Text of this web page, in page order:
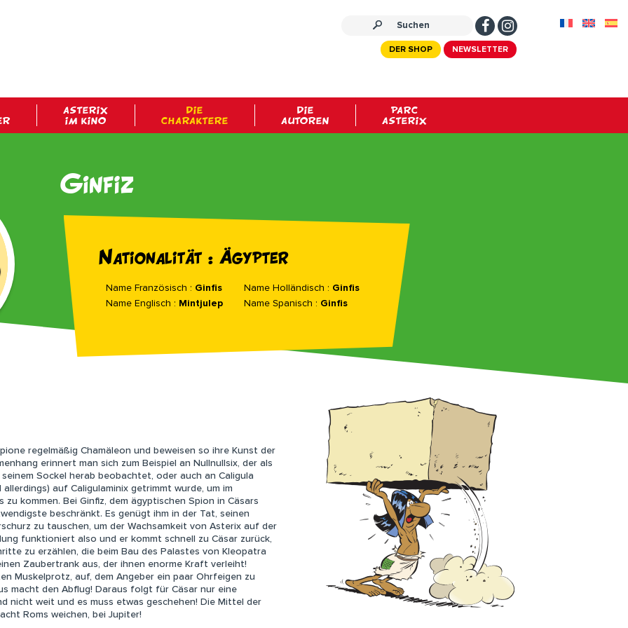
NEWSLETTER
DER SHOP
ASTERIX
IM KINO
DIE
CHARAKTERE
DIE
AUTOREN
PARC
ASTERIX
Ginfiz
Nationalität : Ägypter
Name Französisch : Ginfis
Name Englisch : Mintjulep
Name Holländisch : Ginfis
Name Spanisch : Ginfis
regelmäßig Chamäleon und beweisen so ihre Kunst der
erinnert man sich zum Beispiel an Nullnullsix, der als
Sockel herab beobachtet, oder auch an Caligula
auf Caligulaminix getrimmt wurde, um im
kommen. Bei Ginfiz, dem ägyptischen Spion in Cäsars
beschränkt. Es genügt ihm in der Tat, seinen
zu tauschen, um der Wachsamkeit von Asterix auf der
funktioniert also und er kommt schnell zu Cäsar zurück,
zu erzählen, die beim Bau des Palastes von Kleopatra
Zaubertrank aus, der ihnen enorme Kraft verleiht!
Muskelprotz, auf, dem Angeber ein paar Ohrfeigen zu
macht den Abflug! Daraus folgt für Cäsar nur eine
nicht weit und es muss etwas geschehen! Die Mittel der
Roms weichen, bei Jupiter!